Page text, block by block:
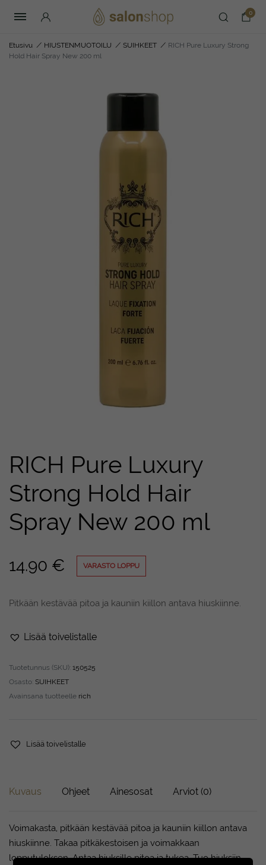
0
Etusivu / HIUSTENMUOTOILU / SUIHKEET / RICH Pure Luxury Strong
Hold Hair Spray New 200 ml
RICH Pure Luxury
Strong Hold Hair
Spray New 200 ml
14.90 € VARASTO LOPPU
Pitkään kestävää pitoa ja kauniin kiillon antava hiuskiinne.
Lisää toivelistalle
Tuotetunnus (SKU): 150525
Osasto: SUIHKEET
Avainsana tuotteelle rich
Lisää toivelistalle
Kuvaus Ohjeet Ainesosat Arviot (0)
Voimakasta, pitkään kestävää pitoa ja kauniin kiillon antava
hiuskiinne. Takaa pitkäkestoisen ja voimakkaan
lopputuloksen. Antaa hiuksille pitoa ja tukea. Tuo hiuksiin